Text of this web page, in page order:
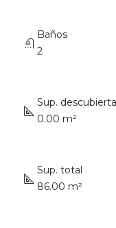
Baños
2
Sup. descubierta
0.00 m²
Sup. total
86.00 m²